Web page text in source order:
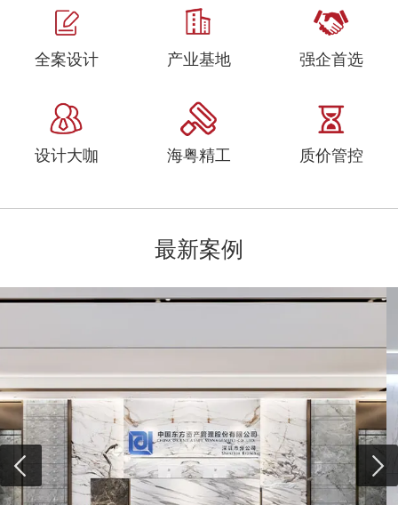
全案设计 产业基地 强企首选
设计大咖 海粤精工 质价管控
最新案例